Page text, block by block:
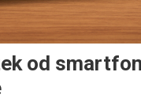
od